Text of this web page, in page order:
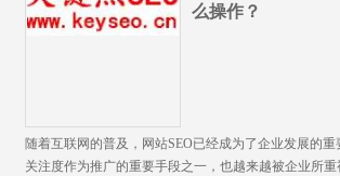
么操作？
随着互联网的普及，网站SEO已经成为了企业发展的
关注度作为推广的重要手段之一，也越来越被企业所